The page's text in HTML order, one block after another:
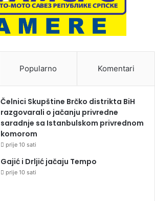
Popularno Komentari
Čelnici Skupštine Brčko distrikta BiH
razgovarali o jačanju privredne
saradnje sa Istanbulskom privrednom
komorom
prije 10 sati
Gajić i Drljić jačaju Tempo
prije 10 sati